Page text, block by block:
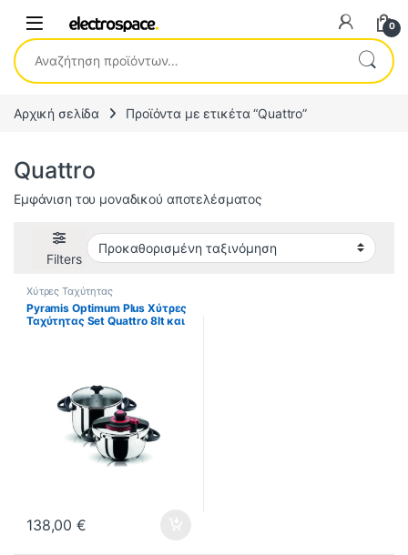
0
Αναζήτηση για:
Αρχική σελίδα Προϊόντα με ετικέτα “Quattro”
Quattro
Εμφάνιση του μοναδικού αποτελέσματος
Filters
Χύτρες Ταχύτητας
Pyramis Optimum Plus Χύτρες
Ταχύτητας Set Quattro 8lt και
138,00€